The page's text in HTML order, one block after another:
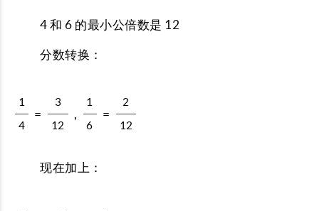
4 和 6 的最小公倍数是 12
分数转换：
1
4
=
3
12
,
1
6
=
2
12
现在加上：